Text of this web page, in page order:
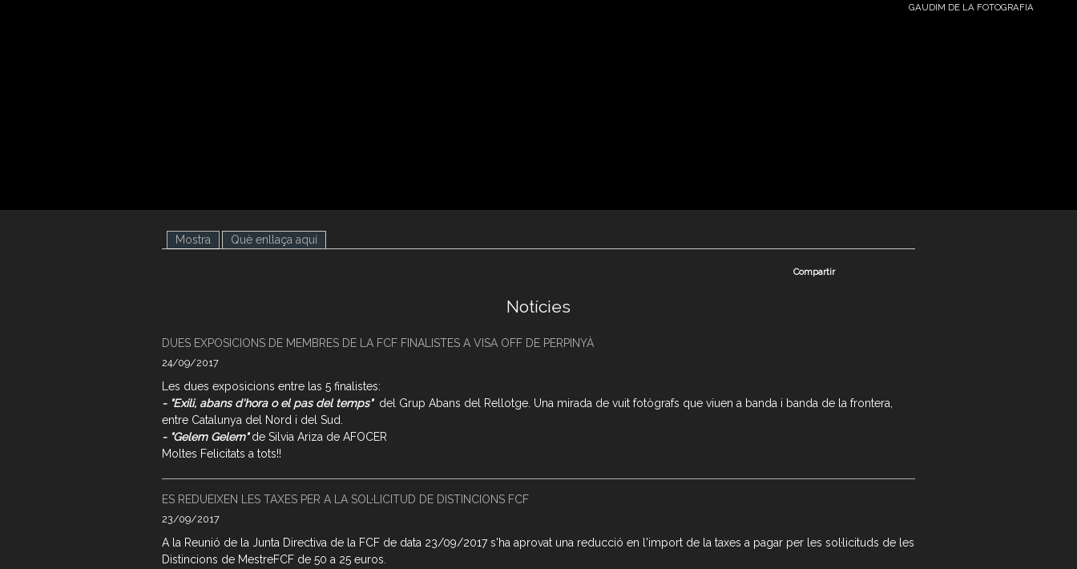
GAUDIM DE LA FOTOGRAFIA
Mostra (pestanya activa)
Què enllaça aquí
Compartir
Notícies
DUES EXPOSICIONS DE MEMBRES DE LA FCF FINALISTES A VISA OFF DE PERPINYÀ
24/09/2017
Les dues exposicions entre las 5 finalistes:
- "Exili, abans d'hora o el pas del temps" del Grup Abans del Rellotge. Una mirada de vuit fotògrafs que viuen a banda i banda de la frontera,
entre Catalunya del Nord i del Sud.
- "Gelem Gelem"de Silvia Ariza de AFOCER
Moltes Felicitats a tots!!
ES REDUEIXEN LES TAXES PER A LA SOL·LICITUD DE DISTINCIONS FCF
23/09/2017
A la Reunió de la Junta Directiva de la FCF de data 23/09/2017 s'ha aprovat una reducció en l'import de la taxes a pagar per les sol·licituds de les
Distincions de MestreFCF de 50 a 25 euros.